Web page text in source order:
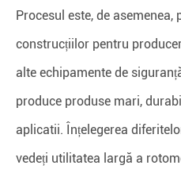
Procesul este, de
construcțiilor pentru
alte echipamente de
produce produse mari,
aplicatii. Înțelegerea
vedeți utilitatea largă a